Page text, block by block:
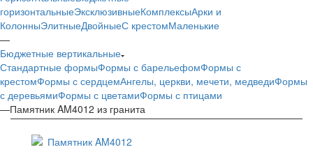
горизонтальныеЭксклюзивныеКомплексыАрки и
КолонныЭлитныеДвойныеС крестомМаленькие
—
Бюджетные вертикальные
Стандартные формыФормы с барельефомФормы с
крестомФормы с сердцемАнгелы, церкви, мечети, медведиФормы
с деревьямиФормы с цветамиФормы с птицами
—Памятник AM4012 из гранита